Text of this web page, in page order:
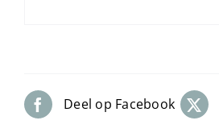
Deel op Facebook